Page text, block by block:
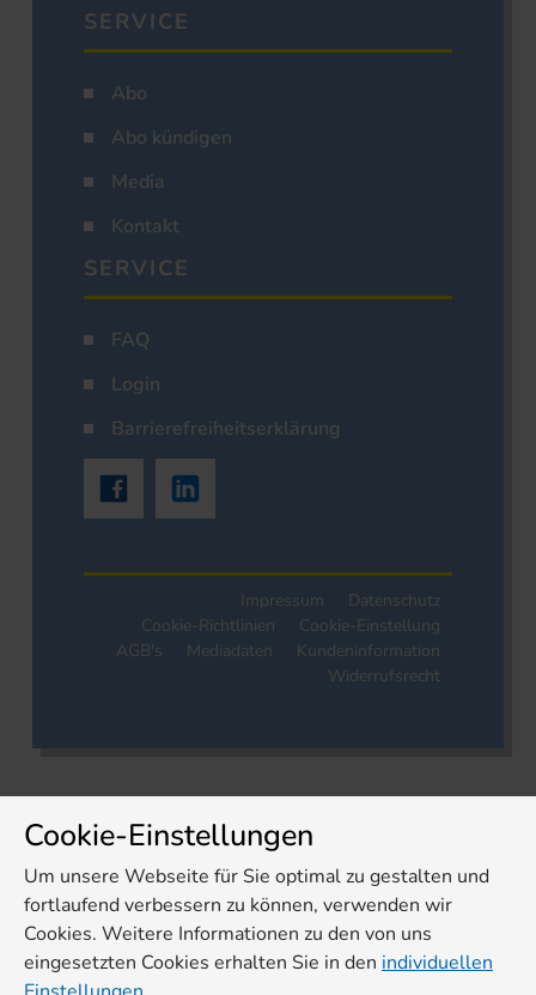
SERVICE
Abo
Abo kündigen
Media
Kontakt
SERVICE
FAQ
Login
Barrierefreiheitserklärung
Impressum
Datenschutz
Cookie-Richtlinien
Cookie-Einstellung
AGB's
Mediadaten
Kundeninformation
Widerrufsrecht
Cookie-Einstellungen
Um unsere Webseite für Sie optimal zu gestalten und
fortlaufend verbessern zu können, verwenden wir
Cookies. Weitere Informationen zu den von uns
eingesetzten Cookies erhalten Sie in den individuellen